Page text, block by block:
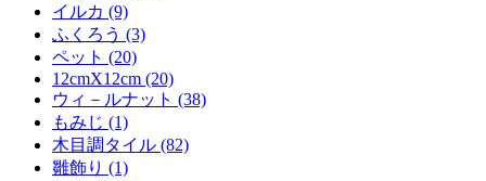
イルカ (9)
ふくろう (3)
ペット (20)
12cmX12cm (20)
ウィ－ルナット (38)
もみじ (1)
木目調タイル (82)
雛飾り (1)